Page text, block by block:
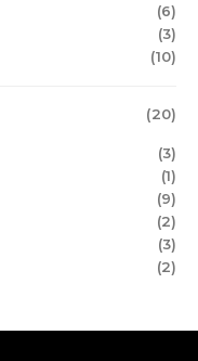
(6)
(3)
(10)
(20)
(3)
(1)
(9)
(2)
(3)
(2)